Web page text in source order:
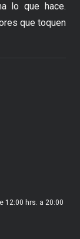
lo que hace.
que toquen
12:00 hrs. a 20:00